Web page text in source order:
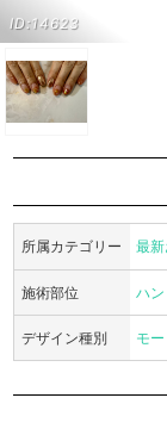
ID:14623
所属カテゴリー 最
施術部位 ハン
デザイン種別 モー